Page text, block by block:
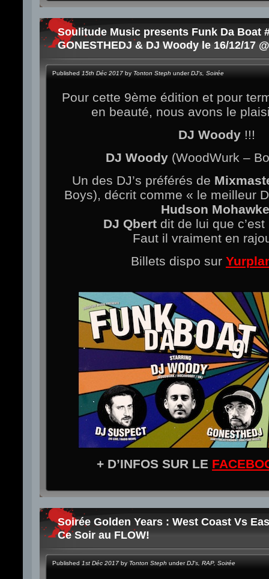
Soulitude Music presents Funk Da Boat
GONESTHEDJ & DJ Woody le 16/12/17
Published 15th Déc 2017 by Tonton Steph underDJ's Soirée
Pour cette 9ème édition et pour
en beauté, nous avons le
DJ Woody !!!
DJ Woody (WoodWurk –
Un des DJ’s préférés de
Boys), décrit comme « le meilleur
Hudson Mohawke
DJ Qbertdit de lui que
Faut il vraiment en
Billets dispo sur
+ D’INFOS SUR LE
Soirée Golden Years : West Coast Vs
Ce Soir au FLOW!
Published 1st Déc 2017 by Tonton Steph underDJ's RAP, Soirée